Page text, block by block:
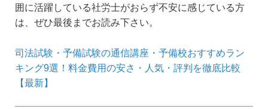
囲に活躍している社労士がおらず不安に感じている方
は、ぜひ最後までお読み下さい。
司法試験・予備試験の通信講座・予備校おすすめラン
キング9選！料金費用の安さ・人気・評判を徹底比較
【最新】